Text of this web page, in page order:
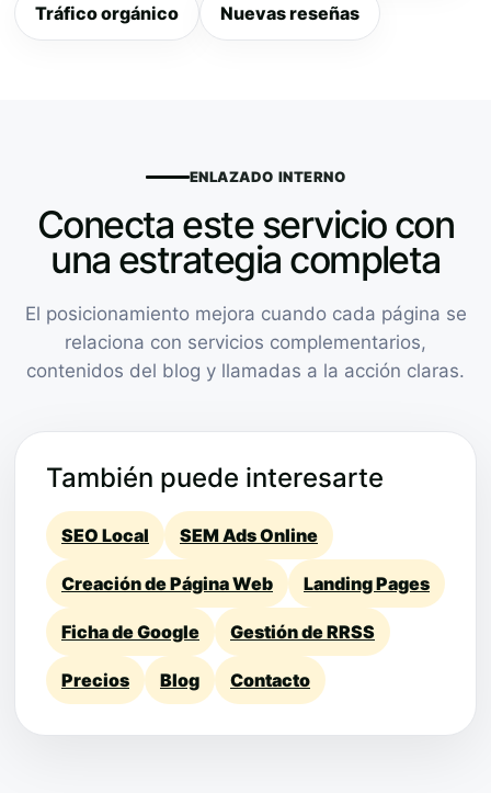
Tráfico orgánico Nuevas reseñas
ENLAZADO INTERNO
Conecta este servicio con
una estrategia completa
El posicionamiento mejora cuando cada página se
relaciona con servicios complementarios,
contenidos del blog y llamadas a la acción claras.
También puede interesarte
SEO Local SEM Ads Online
Creación de Página Web Landing Pages
Ficha de Google Gestión de RRSS
Precios Blog Contacto